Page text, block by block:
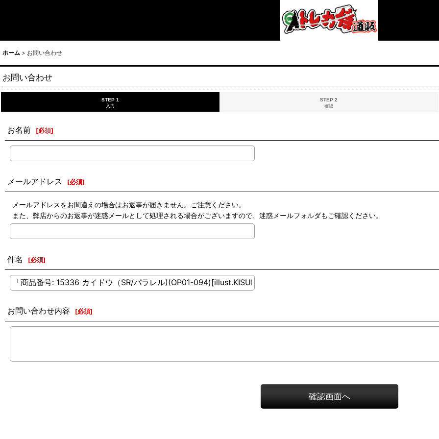
ホーム > お問い合わせ
お問い合わせ
STEP 1
入力
STEP 2
確認
お名前 [必須]
メールアドレス [必須]
メールアドレスをお間違えの場合はお返事が届きません。ご注意ください。
また、弊店からのお返事が迷惑メールとして処理される場合がございますので、迷惑メールフォルダもご確認ください。
件名 [必須]
お問い合わせ内容 [必須]
確認画面へ